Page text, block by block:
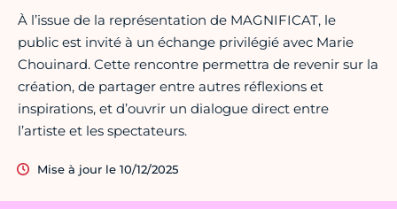
À l’issue de la représentation de MAGNIFICAT, le
public est invité à un échange privilégié avec Marie
Chouinard. Cette rencontre permettra de revenir sur la
création, de partager entre autres réflexions et
inspirations, et d’ouvrir un dialogue direct entre
l’artiste et les spectateurs.
Mise à jour le 10/12/2025